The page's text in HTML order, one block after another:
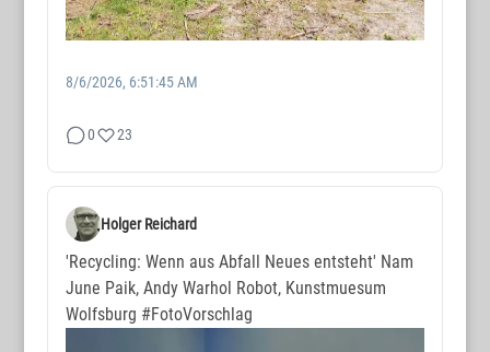
8/6/2026, 6:51:45 AM
0 23
Holger Reichard
'Recycling: Wenn aus Abfall Neues entsteht' Nam
June Paik, Andy Warhol Robot, Kunstmuesum
Wolfsburg #FotoVorschlag